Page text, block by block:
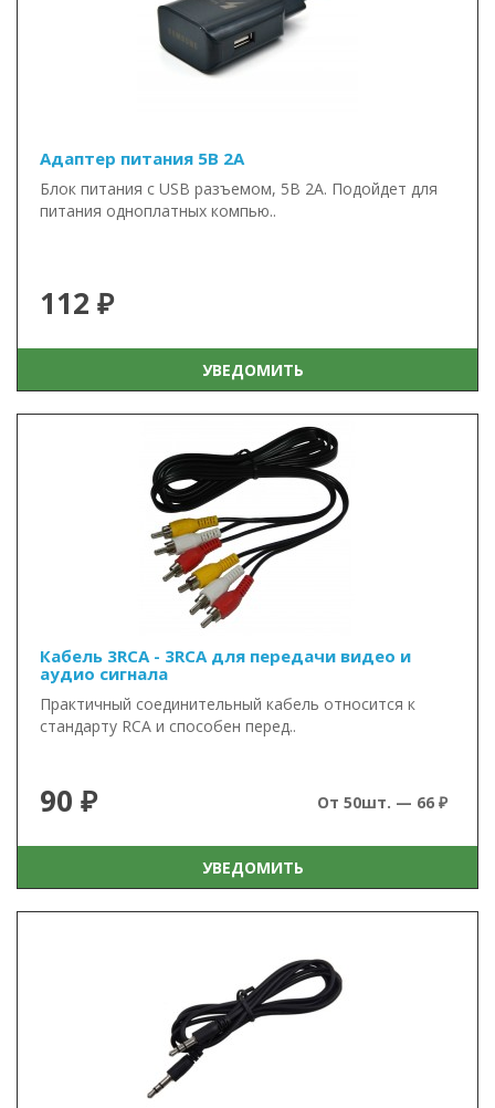
Адаптер питания 5В 2А
Блок питания с USB разъемом, 5В 2А. Подойдет для
питания одноплатных компью..
112 ₽
УВЕДОМИТЬ
Кабель 3RCA - 3RCA для передачи видео и
аудио сигнала
Практичный соединительный кабель относится к
стандарту RCA и способен перед..
90 ₽ От 50шт. — 66 ₽
УВЕДОМИТЬ